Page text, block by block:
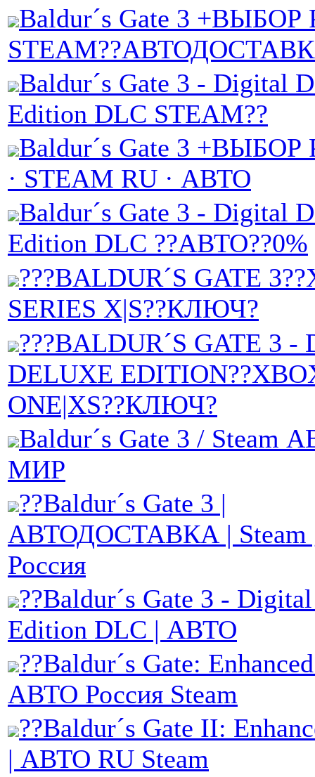
Baldur´s Gate 3
Baldur´s Gate 3 - Digital
Edition DLC STEAM??
Baldur´s Gate 3
· STEAM RU · АВТО
Baldur´s Gate 3 - Digital
Edition DLC ??АВТО??0%
???BALDUR´S GATE
SERIES X|S??КЛЮЧ?
???BALDUR´S GATE 3 -
DELUXE
ONE|XS??КЛЮЧ?
Baldur´s Gate 3 / Steam
МИР
??Baldur´s Gate 3 |
АВТОДОСТАВКА | Steam
Россия
??Baldur´s Gate 3 -
Edition DLC | АВТО
??Baldur´s Gate:
АВТО Россия Steam
??Baldur´s Gate II:
| АВТО RU Steam